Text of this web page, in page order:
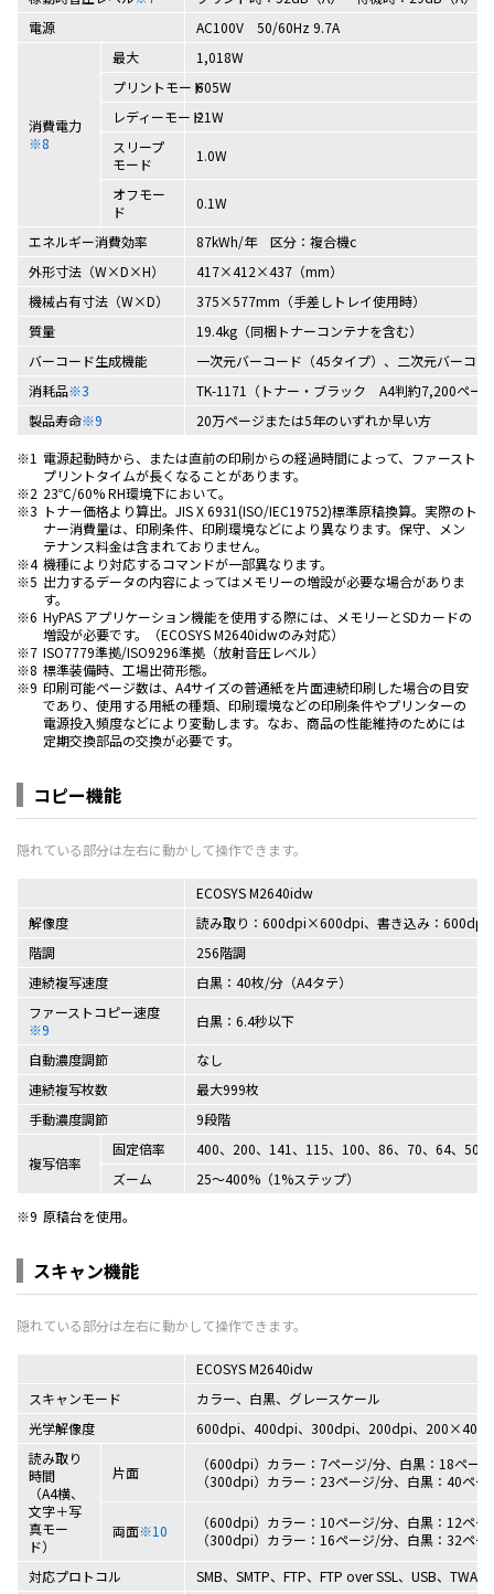
電源
AC100V 50/60Hz 9.7A
消費電力
※8
最大
1,018W
プリントモード605W
レディーモード21W
スリープ
モード
1.0W
オフモー
ド
0.1W
エネルギー消費効率
87kWh/年 区分：複合機c
外形寸法（W×D×H）
417×412×437（mm）
機械占有寸法（W×D）
375×577mm（手差しトレイ使用時）
質量
19.4kg（同梱トナーコンテナを含む）
バーコード生成機能
一次元バーコード（45タイプ）、二次元バーコ
消耗品※3
TK-1171（トナー・ブラック A4判約7,200ペー
製品寿命※9
20万ページまたは5年のいずれか早い方
※1 電源起動時から、または直前の印刷からの経過時間によって、ファースト
プリントタイムが長くなることがあります。
※2 23℃/60% RH環境下において。
※3 トナー価格より算出。JIS X 6931(ISO/IEC19752)標準原稿換算。実際のト
ナー消費量は、印刷条件、印刷環境などにより異なります。保守、メン
テナンス料金は含まれておりません。
※4 機種により対応するコマンドが一部異なります。
※5 出力するデータの内容によってはメモリーの増設が必要な場合がありま
す。
※6 HyPAS アプリケーション機能を使用する際には、メモリーとSDカードの
増設が必要です。（ECOSYS M2640idwのみ対応）
※7 ISO7779準拠/ISO9296準拠（放射音圧レベル）
※8 標準装備時、工場出荷形態。
※9 印刷可能ページ数は、A4サイズの普通紙を片面連続印刷した場合の目安
であり、使用する用紙の種類、印刷環境などの印刷条件やプリンターの
電源投入頻度などにより変動します。なお、商品の性能維持のためには
定期交換部品の交換が必要です。
コピー機能
ECOSYS M2640idw
解像度
読み取り：600dpi×600dpi、書き込み：
階調
256階調
連続複写速度
白黒：40枚/分（A4タテ）
ファーストコピー速度
※9
白黒：6.4秒以下
自動濃度調節
なし
連続複写枚数
最大999枚
手動濃度調節
9段階
複写倍率
固定倍率
400、200、141、115、100、86、70、64、50
ズーム
25～400%（1%ステップ）
※9 原稿台を使用。
スキャン機能
ECOSYS M2640idw
スキャンモード
カラー、白黒、グレースケール
光学解像度
600dpi、400dpi、300dpi、200dpi、
読み取り
時間
（A4横、
文字＋写
真モー
ド）
片面
（600dpi）カラー：7ページ/分、白黒：18ペー
（300dpi）カラー：23ページ/分、白黒：40ペー
両面※10
（600dpi）カラー：10ページ/分、白黒：12ペー
（300dpi）カラー：16ページ/分、白黒：32ペー
対応プロトコル
SMB、SMTP、FTP、FTP over SSL、USB、